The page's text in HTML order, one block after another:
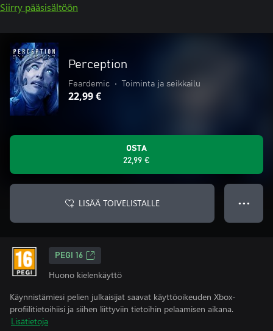
Siirry pääsisältöön
Perception
Feardemic • Toiminta ja seikkailu
22,99 €
OSTA
22,99 €
LISÄÄ TOIVELISTALLE ● ● ●
PEGI 16
Huono kielenkäyttö
Käynnistämiesi pelien julkaisijat saavat käyttöoikeuden Xbox-
profiilitietoihiisi ja siihen liittyviin tietoihin pelaamisen aikana.
Lisätietoja